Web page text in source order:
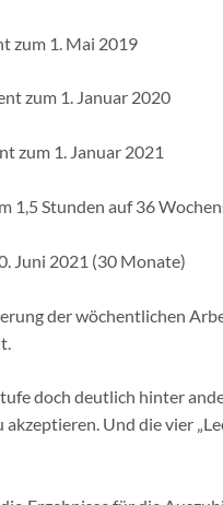
zum 1. Mai 2019
zum 1. Januar 2020
zum 1. Januar 2021
Stunden auf 36
Juni 2021 (30 Monate)
der wöchentlichen
doch deutlich hinter
Und die vier